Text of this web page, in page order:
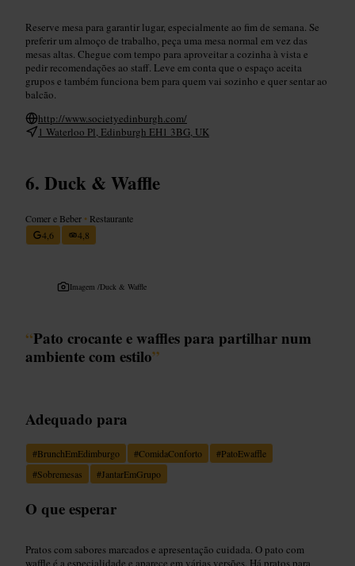
Reserve mesa para garantir lugar, especialmente ao fim de semana. Se
preferir um almoço de trabalho, peça uma mesa normal em vez das
mesas altas. Chegue com tempo para aproveitar a cozinha à vista e
pedir recomendações ao staff. Leve em conta que o espaço aceita
grupos e também funciona bem para quem vai sozinho e quer sentar ao
balcão.
http://www.societyedinburgh.com/
1 Waterloo Pl, Edinburgh EH1 3BG, UK
Duck & Waffle
Comer e Beber • Restaurante
4,6
4,8
Imagem /Duck & Waffle
“Pato crocante e waffles para partilhar num
ambiente com estilo”
Adequado para
#BrunchEmEdimburgo #ComidaConforto #PatoEwaffle
#Sobremesas #JantarEmGrupo
O que esperar
Pratos com sabores marcados e apresentação cuidada. O pato com
waffle é a especialidade e aparece em várias versões. Há pratos para